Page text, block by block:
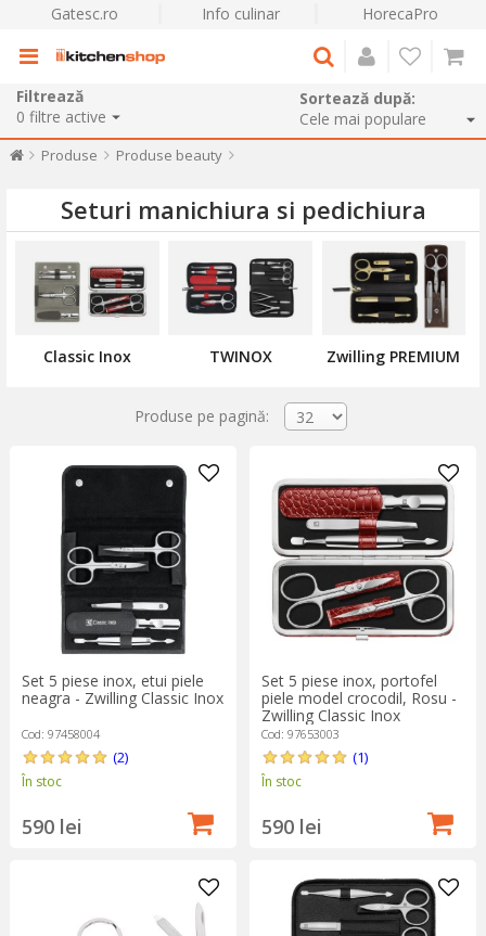
Gatesc.ro Info culinar HorecaPro
Filtrează
0 filtre active
Sortează după:
Produse Produse beauty
Seturi manichiura si pedichiura
Classic Inox TWINOX Zwilling PREMIUM
Produse pe pagină:
Set 5 piese inox, etui piele
neagra - Zwilling Classic Inox
Cod: 97458004
(2)
În stoc
590 lei
Set 5 piese inox, portofel
piele model crocodil, Rosu -
Zwilling Classic Inox
Cod: 97653003
(1)
În stoc
590 lei